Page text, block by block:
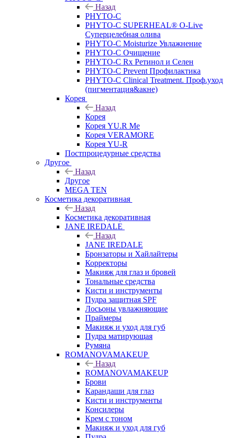
Назад
PHYTO-C
PHYTO-C SUPERHEAL® O-Live
Суперцелебная олива
PHYTO-C Moisturize Увлажнение
PHYTO-C Очищение
PHYTO-C Rx Ретинол и Селен
PHYTO-C Prevent Профилактика
PHYTO-C Clinical Treatment. Проф.уход
(пигментация&акне)
Корея
Назад
Корея
Корея YU.R Me
Корея VERAMORE
Корея YU-R
Постпроцедурные средства
Другое
Назад
Другое
MEGA TEN
Косметика декоративная
Назад
Косметика декоративная
JANE IREDALE
Назад
JANE IREDALE
Бронзаторы и Хайлайтеры
Корректоры
Макияж для глаз и бровей
Тональные средства
Кисти и инструменты
Пудра защитная SPF
Лосьоны увлажняющие
Праймеры
Макияж и уход для губ
Пудра матирующая
Румяна
ROMANOVAMAKEUP
Назад
ROMANOVAMAKEUP
Брови
Карандаши для глаз
Кисти и инструменты
Консилеры
Крем с тоном
Макияж и уход для губ